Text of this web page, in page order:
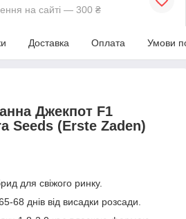
на сайті — 300 ₴
Доставка Оплата Умови
Джекпот F1
Seeds (Erste Zaden)
для свіжого ринку.
68 днів від висадки розсади.